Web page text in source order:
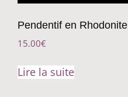
Pendentif en Rhodonite
15.00€
Lire la suite